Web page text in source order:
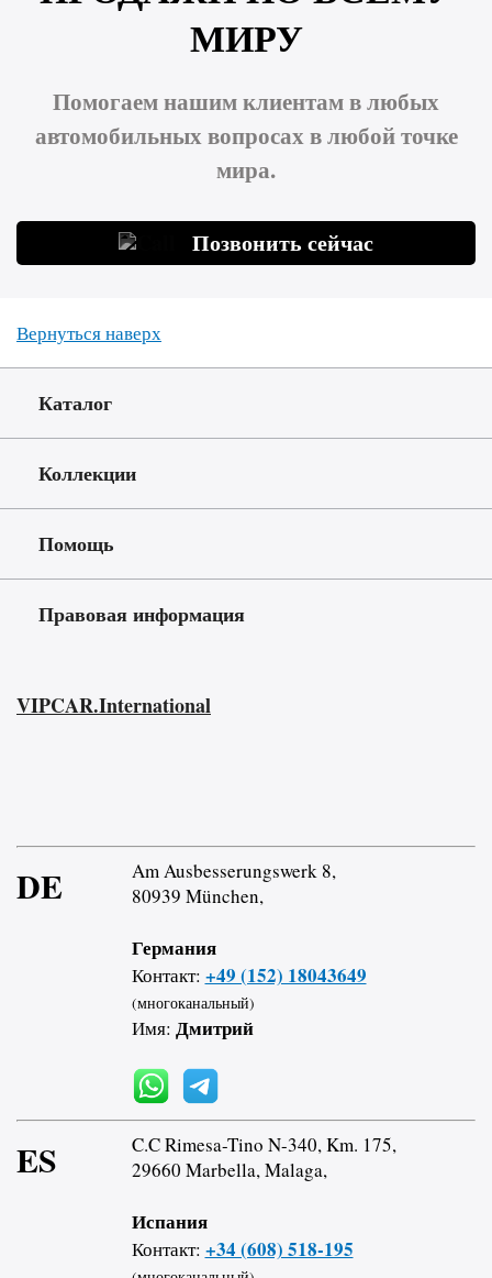
МИРУ
Помогаем нашим клиентам в любых
автомобильных вопросах в любой точке
мира.
Позвонить сейчас
Вернуться наверх
Каталог
Коллекции
Помощь
Правовая информация
VIPCAR.International
DE
Am Ausbesserungswerk 8,
80939 München,
Германия
Контакт: +49 (152) 18043649
(многоканальный)
Имя: Дмитрий
ES
C.C Rimesa-Tino N-340, Km. 175,
29660 Marbella, Malaga,
Испания
Контакт: +34 (608) 518-195